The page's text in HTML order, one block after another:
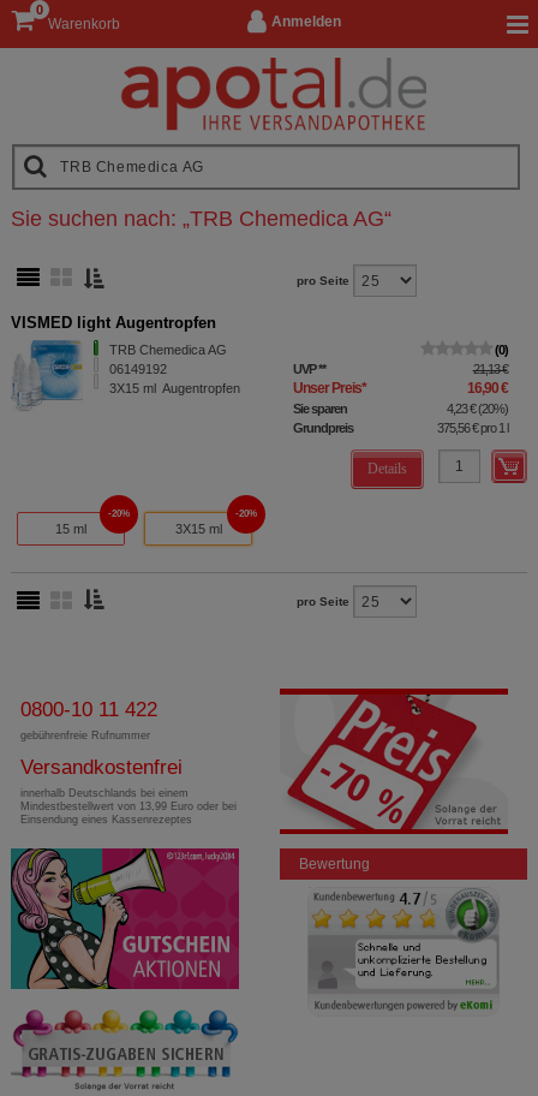
Anmelden
Warenkorb
0
Sie suchen nach: „TRB Chemedica AG“
pro Seite
VISMED light Augentropfen
TRB Chemedica AG
06149192
3X15 ml Augentropfen
0
UVP** 21,13 €
Unser Preis* 16,90 €
Sie sparen 4,23 €(20%)
Grundpreis
375,56 €pro 1 l
Details
15 ml
20%
3X15 ml
20%
pro Seite
0800-10 11 422
gebührenfreie Rufnummer
Versandkostenfrei
innerhalb Deutschlands bei einem
Mindestbestellwert von 13,99 Euro oder bei
Einsendung eines Kassenrezeptes
Bewertung